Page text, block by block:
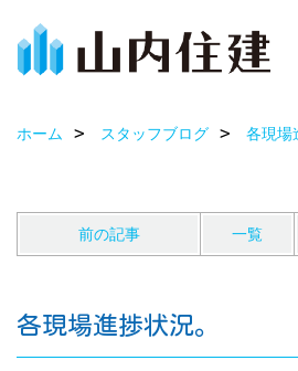
ホーム スタッフブログ 各現場
前の記事 一覧
各現場進捗状況。